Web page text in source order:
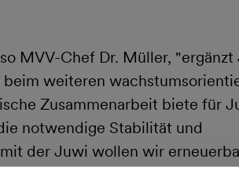
MVV-Chef Dr. Müller, "ergänzt
weiteren
Zusammenarbeit biete für
notwendige Stabilität und
der Juwi wollen wir